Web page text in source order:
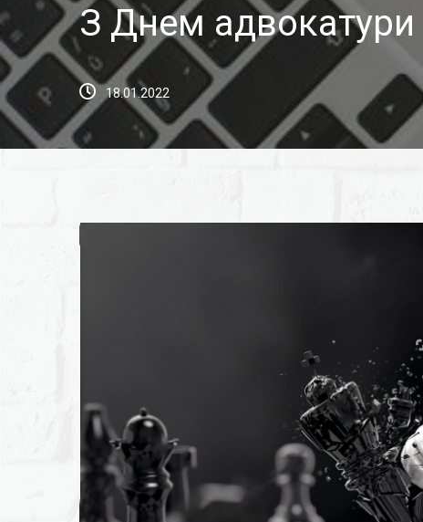
З Днем адвокатури
18.01.2022